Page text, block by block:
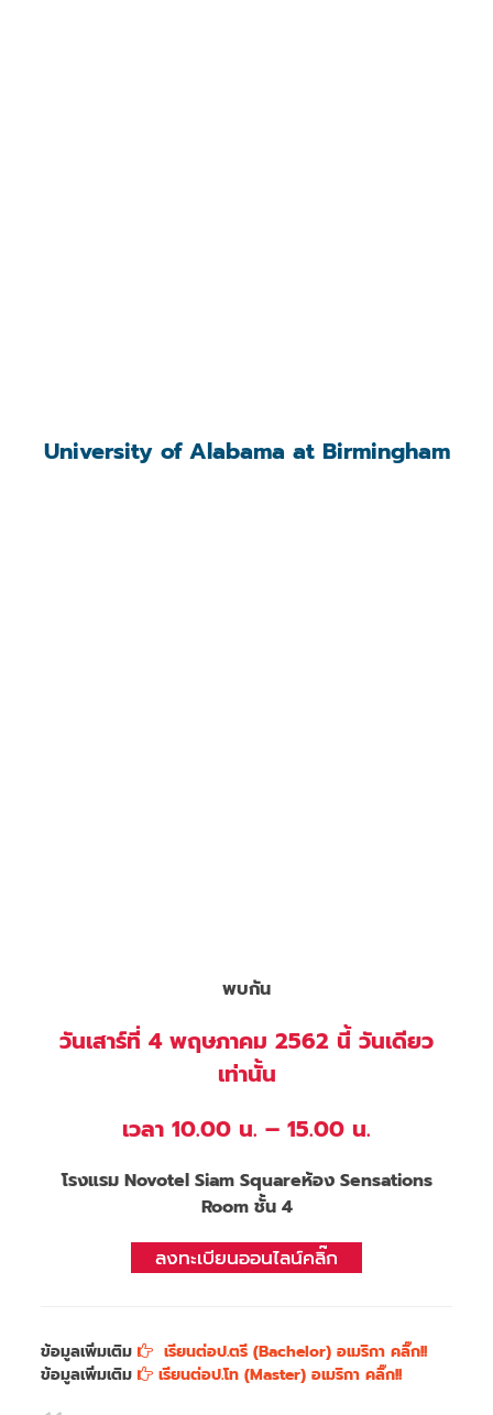
University of Alabama at Birmingham
พบกัน
วันเสาร์ที่ 4 พฤษภาคม 2562 นี้ วันเดียว
เท่านั้น
เวลา 10.00 น. – 15.00 น.
โรงแรม Novotel Siam Squareห้อง Sensations
Room ชั้น 4
ลงทะเบียนออนไลน์คลิ๊ก
ข้อมูลเพิ่มเติม
เรียนต่อป.ตรี (Bachelor) อเมริกา คลิ๊ก!!
ข้อมูลเพิ่มเติม
เรียนต่อป.โท (Master) อเมริกา คลิ๊ก!!